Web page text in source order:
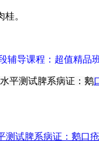
桂。
辅导课程：超值精品
平测试脾系病证：鹅
测试脾系病证：鹅口